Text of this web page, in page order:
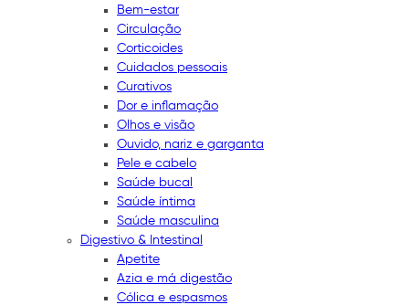
Bem-estar
Circulação
Corticoides
Cuidados pessoais
Curativos
Dor e inflamação
Olhos e visão
Ouvido, nariz e garganta
Pele e cabelo
Saúde bucal
Saúde íntima
Saúde masculina
Digestivo & Intestinal
Apetite
Azia e má digestão
Cólica e espasmos